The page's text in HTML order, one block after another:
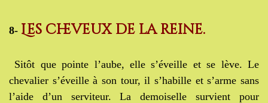
8- Les cheveux de la reine.
Sitôt que pointe l’aube, elle s’éveille et se lève. Le
chevalier s’éveille à son tour, il s’habille et s’arme sans
l’aide d’un serviteur. La demoiselle survient pour